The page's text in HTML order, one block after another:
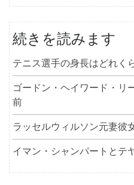
続きを読みます
テニス選手の身長はどれく
ゴードン・ヘイワード・リ
前
ラッセルウィルソン元妻彼
イマン・シャンパートとテ